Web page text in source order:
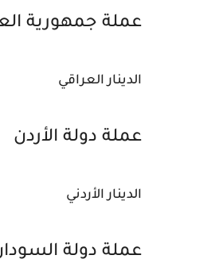
عملة جمهورية
الدينار العراقي
عملة دولة الأردن
الدينار الأردني
عملة دولة